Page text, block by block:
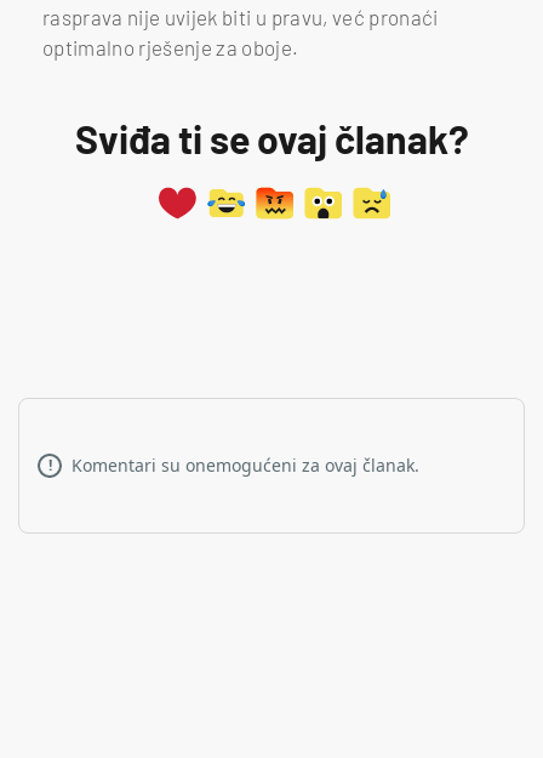
rasprava nije uvijek biti u pravu, već pronaći
optimalno rješenje za oboje.
Sviđa ti se ovaj članak?
! Komentari su onemogućeni za ovaj članak.